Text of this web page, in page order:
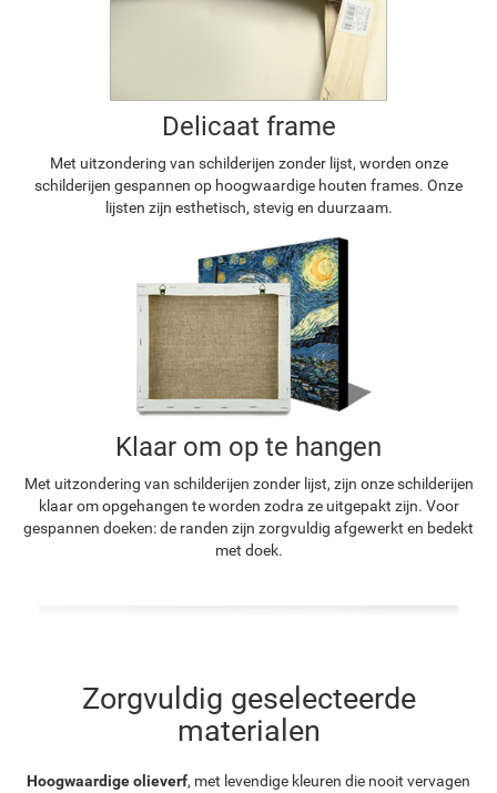
Delicaat frame
Met uitzondering van schilderijen zonder lijst, worden onze
schilderijen gespannen op hoogwaardige houten frames. Onze
lijsten zijn esthetisch, stevig en duurzaam.
Klaar om op te hangen
Met uitzondering van schilderijen zonder lijst, zijn onze schilderijen
klaar om opgehangen te worden zodra ze uitgepakt zijn. Voor
gespannen doeken: de randen zijn zorgvuldig afgewerkt en bedekt
met doek.
Zorgvuldig geselecteerde
materialen
Hoogwaardige olieverf, met levendige kleuren die nooit vervagen